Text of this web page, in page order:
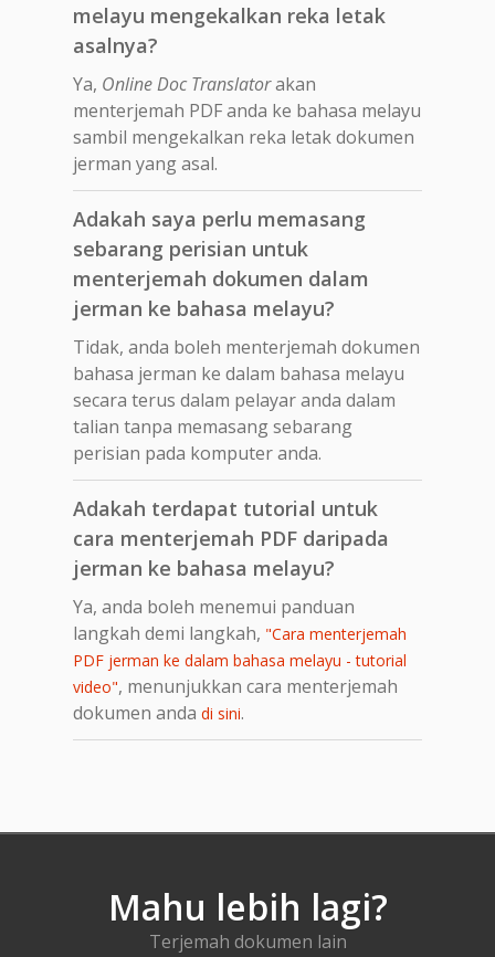
melayu mengekalkan reka letak
asalnya?
Ya, Online Doc Translatorakan
menterjemah PDF anda ke bahasa melayu
sambil mengekalkan reka letak dokumen
jerman yang asal.
Adakah saya perlu memasang
sebarang perisian untuk
menterjemah dokumen dalam
jerman ke bahasa melayu?
Tidak, anda boleh menterjemah dokumen
bahasa jerman ke dalam bahasa melayu
secara terus dalam pelayar anda dalam
talian tanpa memasang sebarang
perisian pada komputer anda.
Adakah terdapat tutorial untuk
cara menterjemah PDF daripada
jerman ke bahasa melayu?
Ya, anda boleh menemui panduan
langkah demi langkah, "Cara menterjemah
PDF jerman ke dalam bahasa melayu - tutorial
video", menunjukkan cara menterjemah
dokumen anda di sini.
Mahu lebih lagi?
Terjemah dokumen lain